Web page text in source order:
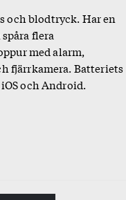
och blodtryck. Har en
flera
med alarm,
fjärrkamera. Batteriets
och Android.